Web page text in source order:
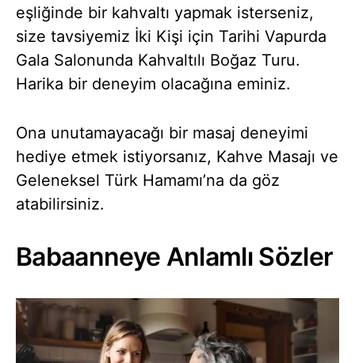
eşliğinde bir kahvaltı yapmak isterseniz,
size tavsiyemiz İki Kişi için Tarihi Vapurda
Gala Salonunda Kahvaltılı Boğaz Turu.
Harika bir deneyim olacağına eminiz.
Ona unutamayacağı bir masaj deneyimi
hediye etmek istiyorsanız, Kahve Masajı ve
Geleneksel Türk Hamamı’na da göz
atabilirsiniz.
Babaanneye Anlamlı Sözler